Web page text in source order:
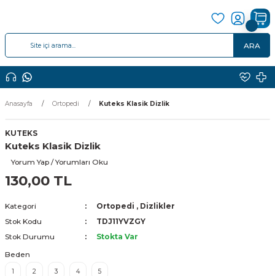
ARA
Anasayfa Ortopedi Kuteks Klasik Dizlik
KUTEKS
Kuteks Klasik Dizlik
Yorum Yap / Yorumları Oku
130,00 TL
Kategori Ortopedi , Dizlikler
Stok Kodu
TDJ11YVZGY
Stok Durumu
Stokta Var
Beden
1 2 3 4 5